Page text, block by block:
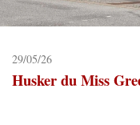
29/05/26
Husker du Miss